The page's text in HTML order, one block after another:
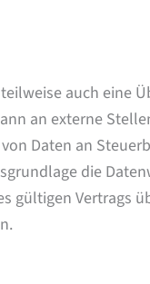
auch eine
an externe
Daten an
die
gültigen Vertrags